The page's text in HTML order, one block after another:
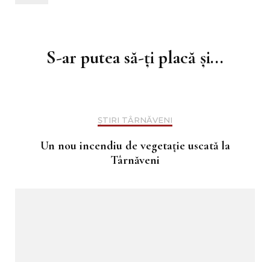
articoleS-ar putea să-ți placă și...
ȘTIRI TÂRNĂVENI
Un nou incendiu de vegetație uscată la
Târnăveni